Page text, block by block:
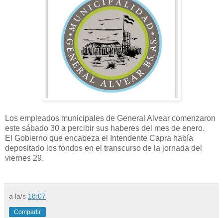
Los empleados municipales de General Alvear comenzaron
este sábado 30 a percibir sus haberes del mes de enero.
El Gobierno que encabeza el Intendente Capra había
depositado los fondos en el transcurso de la jornada del
viernes 29.
a la/s 18:07
Compartir